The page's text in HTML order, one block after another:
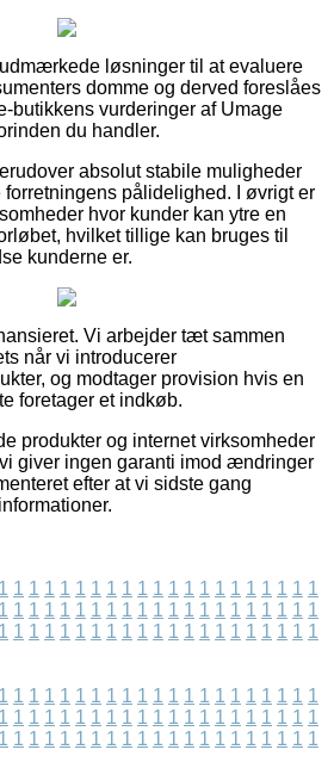
løsninger til at evaluere
domme og derved foreslåes
butikkens vurderinger af Umage
du handler.
absolut stabile muligheder
pålidelighed. I øvrigt er
hvor kunder kan ytre en
hvilket tillige kan bruges til
kunderne er.
Vi arbejder tæt sammen
når vi introducerer
og modtager provision hvis en
foretager et indkøb.
produkter og internet virksomheder
giver ingen garanti imod ændringer
efter at vi sidste gang
1 1 1 1 1 1 1 1 1 1 1 1 1 1 1 1 1 1 1 1 1
1 1 1 1 1 1 1 1 1 1 1 1 1 1 1 1 1 1 1 1 1
1 1 1 1 1 1 1 1 1 1 1 1 1 1 1 1 1 1 1 1 1
1 1 1 1 1 1 1 1 1 1 1 1 1 1 1 1 1 1 1 1 1
1 1 1 1 1 1 1 1 1 1 1 1 1 1 1 1 1 1 1 1 1
1 1 1 1 1 1 1 1 1 1 1 1 1 1 1 1 1 1 1 1 1